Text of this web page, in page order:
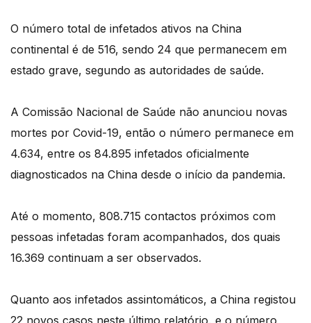
O número total de infetados ativos na China
continental é de 516, sendo 24 que permanecem em
estado grave, segundo as autoridades de saúde.
A Comissão Nacional de Saúde não anunciou novas
mortes por Covid-19, então o número permanece em
4.634, entre os 84.895 infetados oficialmente
diagnosticados na China desde o início da pandemia.
Até o momento, 808.715 contactos próximos com
pessoas infetadas foram acompanhados, dos quais
16.369 continuam a ser observados.
Quanto aos infetados assintomáticos, a China registou